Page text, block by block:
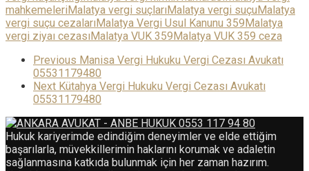
mahkemeleri Malatya vergi suçları Malatya vergi suçu Malatya
vergi suçu cezaları Malatya Vergi Usul Kanunu 359 Malatya
vergi ziyaı cezası Malatya VUK 359 Malatya VUK 359 ceza
Previous Manisa Vergi Hukuku Vergi Cezası Avukatı
05531179480
Next Kütahya Vergi Hukuku Vergi Cezası Avukatı
05531179480
Hukuk kariyerimde edindiğim deneyimler ve elde ettiğim
başarılarla, müvekkillerimin haklarını korumak ve adaletin
sağlanmasına katkıda bulunmak için her zaman hazırım.